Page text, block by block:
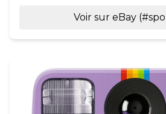
Voir sur eBay